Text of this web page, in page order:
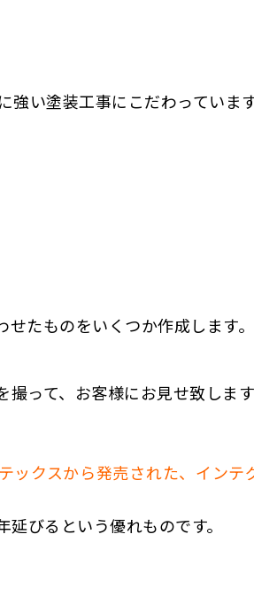
強い塗装工事にこだわっています
たものをいくつか作成します。
って、お客様にお見せ致します
ックスから発売された、イン
びるという優れものです。